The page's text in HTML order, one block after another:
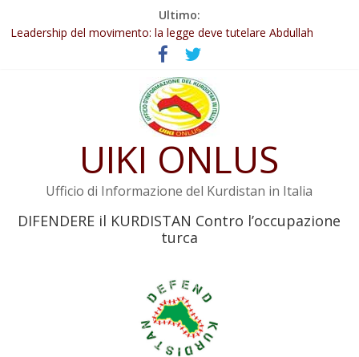
Ultimo:
Abdullah Öcalan: Le legge negativa deve essere trasformata in
legge positiva
Leadership del movimento: la legge deve tutelare Abdullah
Commissione donne del KNK: Şengal è di nuovo sotto minaccia
Non tenere conto della situazione di Rêber Apo ostacolerebbe
Il KNK chiede un’azione internazionale contro i crimini di guerra
UIKI ONLUS
Ufficio di Informazione del Kurdistan in Italia
DIFENDERE il KURDISTAN Contro l’occupazione
turca